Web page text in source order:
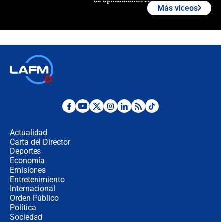
celular? Requisitos, pasos y
Posesión de Abelardo De La Espriella
Más videos
Actualidad
Carta del Director
Deportes
Economía
Emisiones
Entretenimiento
Internacional
Orden Público
Política
Sociedad